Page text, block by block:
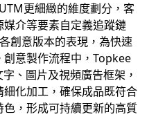
更細緻的維度劃分，客
介等要素自定義追蹤鏈
創意版本的表現，為快速
意製作流程中，Topkee
、圖片及視頻廣告框架，
化加工，確保成品既符合
，形成可持續更新的高質